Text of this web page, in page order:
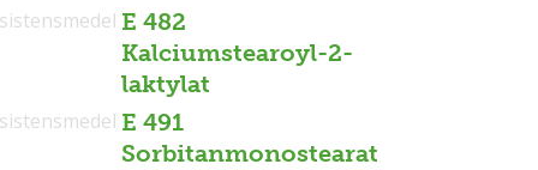
E 482
Kalciumstearoyl-2-
laktylat
E 491
Sorbitanmonostearat